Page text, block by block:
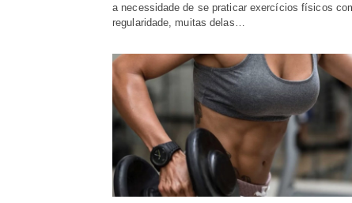
a necessidade de se praticar exercícios físicos
regularidade, muitas delas…